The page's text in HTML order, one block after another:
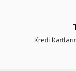
Kredi